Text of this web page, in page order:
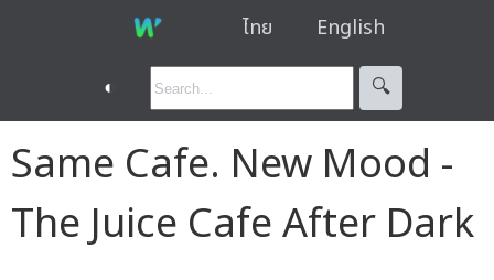
ไทย English
◐ 🔍︎
Same Cafe. New Mood -
The Juice Cafe After Dark